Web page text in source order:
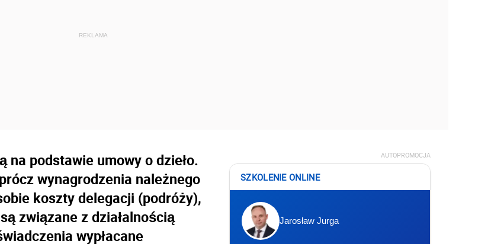
na podstawie umowy o dzieło.
wynagrodzenia należnego
koszty delegacji (podróży),
związane z działalnością
wypłacane
AUTOPROMOCJA
SZKOLENIE ONLINE
Jarosław Jurga